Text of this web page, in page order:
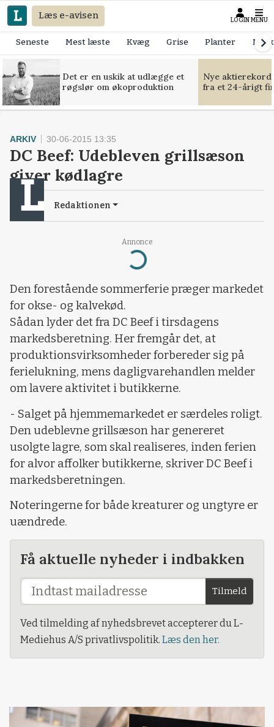
Læs e-avisen LOGIN MENU
Seneste Mest læste Kvæg Grise Planter
Det er en uskik at udlægge et
røgslør om økoproduktion
Nye
fra et 24-årigt
Annonce
Loading...
ARKIV 30-06-2015 13:35
DC Beef: Udebleven grillsæson
giver kødlagre
Redaktionen
Den forestående sommerferie præger markedet
for okse- og kalvekød.
Sådan lyder det fra DC Beef i tirsdagens
markedsberetning. Her fremgår det, at
produktionsvirksomheder forbereder sig på
ferielukning, mens dagligvarehandlen melder
om lavere aktivitet i butikkerne.
- Salget på hjemmemarkedet er særdeles roligt.
Den udeblevne grillsæson har genereret
usolgte lagre, som skal realiseres, inden ferien
for alvor affolker butikkerne, skriver DC Beef i
markedsberetningen.
Noteringerne for både kreaturer og ungtyre er
uændrede.
Få aktuelle nyheder i indbakken
Tilmeld
Ved tilmelding af nyhedsbrevet accepterer du L-
Mediehus A/S privatlivspolitik. Læs den her.